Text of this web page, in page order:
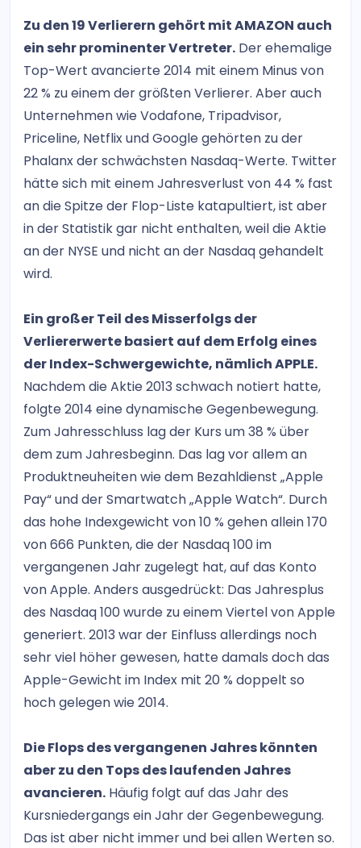
Zu den 19 Verlierern gehört mit AMAZON auch
ein sehr prominenter Vertreter. Der ehemalige
Top-Wert avancierte 2014 mit einem Minus von
22 % zu einem der größten Verlierer. Aber auch
Unternehmen wie Vodafone, Tripadvisor,
Priceline, Netflix und Google gehörten zu der
Phalanx der schwächsten Nasdaq-Werte. Twitter
hätte sich mit einem Jahresverlust von 44 % fast
an die Spitze der Flop-Liste katapultiert, ist aber
in der Statistik gar nicht enthalten, weil die Aktie
an der NYSE und nicht an der Nasdaq gehandelt
wird.
Ein großer Teil des Misserfolgs der
Verliererwerte basiert auf dem Erfolg eines
der Index-Schwergewichte, nämlich APPLE.
Nachdem die Aktie 2013 schwach notiert hatte,
folgte 2014 eine dynamische Gegenbewegung.
Zum Jahresschluss lag der Kurs um 38 % über
dem zum Jahresbeginn. Das lag vor allem an
Produktneuheiten wie dem Bezahldienst „Apple
Pay“ und der Smartwatch „Apple Watch“. Durch
das hohe Indexgewicht von 10 % gehen allein 170
von 666 Punkten, die der Nasdaq 100 im
vergangenen Jahr zugelegt hat, auf das Konto
von Apple. Anders ausgedrückt: Das Jahresplus
des Nasdaq 100 wurde zu einem Viertel von Apple
generiert. 2013 war der Einfluss allerdings noch
sehr viel höher gewesen, hatte damals doch das
Apple-Gewicht im Index mit 20 % doppelt so
hoch gelegen wie 2014.
Die Flops des vergangenen Jahres könnten
aber zu den Tops des laufenden Jahres
avancieren. Häufig folgt auf das Jahr des
Kursniedergangs ein Jahr der Gegenbewegung.
Das ist aber nicht immer und bei allen Werten so.